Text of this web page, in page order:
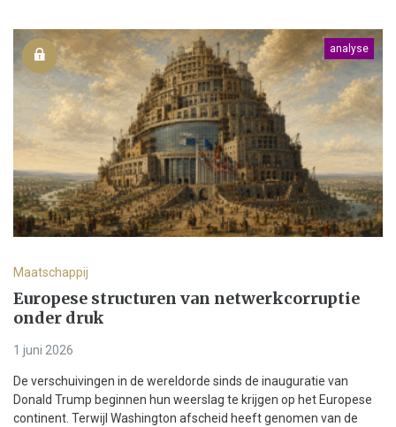
analyse
Maatschappij
Europese structuren van netwerkcorruptie
onder druk
1 juni 2026
De verschuivingen in de wereldorde sinds de inauguratie van
Donald Trump beginnen hun weerslag te krijgen op het Europese
continent. Terwijl Washington afscheid heeft genomen van de